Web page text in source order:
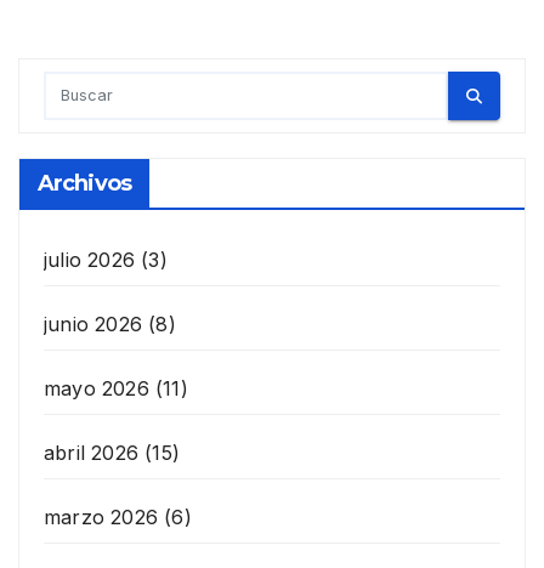
Archivos
julio 2026 (3)
junio 2026 (8)
mayo 2026 (11)
abril 2026 (15)
marzo 2026 (6)